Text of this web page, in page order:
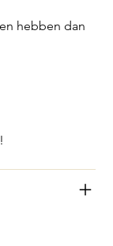
hebben dan